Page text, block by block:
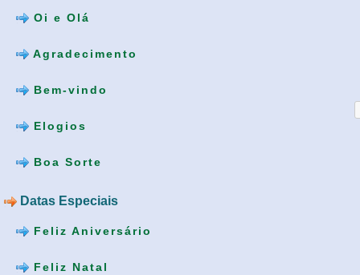
Oi e Olá
Agradecimento
Bem-vindo
Elogios
Boa Sorte
Datas Especiais
Feliz Aniversário
Feliz Natal